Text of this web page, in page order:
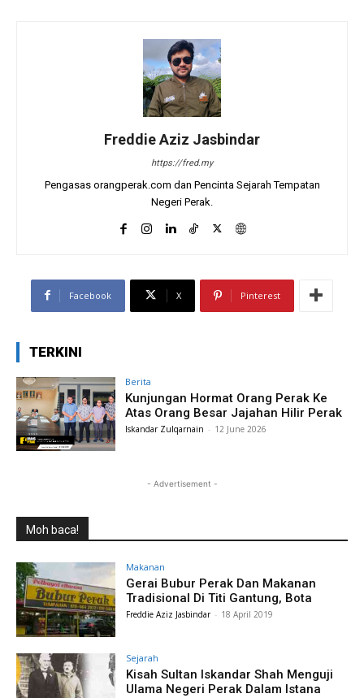
Freddie Aziz Jasbindar
https://fred.my
Pengasas orangperak.com dan Pencinta Sejarah Tempatan
Negeri Perak.
Facebook X Pinterest
TERKINI
Berita
Kunjungan Hormat Orang Perak Ke
Atas Orang Besar Jajahan Hilir Perak
Iskandar Zulqarnain - 12 June 2026
- Advertisement -
Moh baca!
Makanan
Gerai Bubur Perak Dan Makanan
Tradisional Di Titi Gantung, Bota
Freddie Aziz Jasbindar - 18 April 2019
Sejarah
Kisah Sultan Iskandar Shah Menguji
Ulama Negeri Perak Dalam Istana